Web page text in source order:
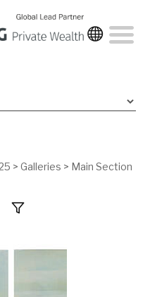
> Galleries > Main Section